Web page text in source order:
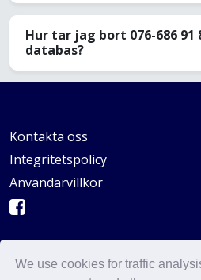
We use cookies for traffic
Hur tar jag bort 076-686 91
databas?
Kontakta oss
Integritetspolicy
Användarvillkor
AVSKYDANDE: Vi är inte en
enligt definitionen i någon statlig